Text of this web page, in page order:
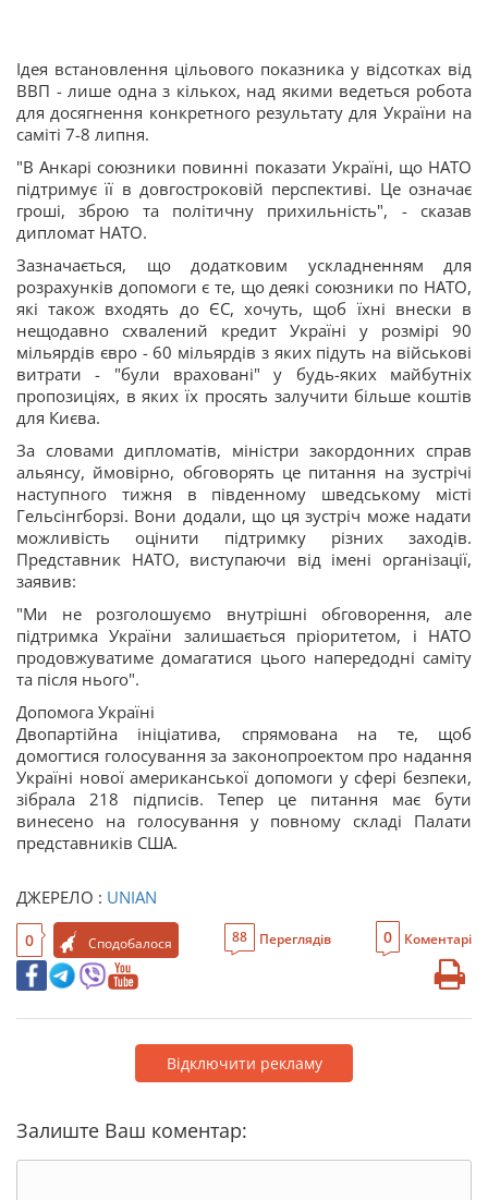
Ідея встановлення цільового показника у відсотках від
ВВП - лише одна з кількох, над якими ведеться робота
для досягнення конкретного результату для України на
саміті 7-8 липня.
"В Анкарі союзники повинні показати Україні, що НАТО
підтримує її в довгостроковій перспективі. Це означає
гроші, зброю та політичну прихильність", - сказав
дипломат НАТО.
Зазначається, що додатковим ускладненням для
розрахунків допомоги є те, що деякі союзники по НАТО,
які також входять до ЄС, хочуть, щоб їхні внески в
нещодавно схвалений кредит Україні у розмірі 90
мільярдів євро - 60 мільярдів з яких підуть на військові
витрати - "були враховані" у будь-яких майбутніх
пропозиціях, в яких їх просять залучити більше коштів
для Києва.
За словами дипломатів, міністри закордонних справ
альянсу, ймовірно, обговорять це питання на зустрічі
наступного тижня в південному шведському місті
Гельсінгборзі. Вони додали, що ця зустріч може надати
можливість оцінити підтримку різних заходів.
Представник НАТО, виступаючи від імені організації,
заявив:
"Ми не розголошуємо внутрішні обговорення, але
підтримка України залишається пріоритетом, і НАТО
продовжуватиме домагатися цього напередодні саміту
та після нього".
Допомога Україні
Двопартійна ініціатива, спрямована на те, щоб
домогтися голосування за законопроектом про надання
Україні нової американської допомоги у сфері безпеки,
зібрала 218 підписів. Тепер це питання має бути
винесено на голосування у повному складі Палати
представників США.
ДЖЕРЕЛО : UNIAN
0 Сподобалося 88 Переглядів 0 Коментарі
Відключити рекламу
Залиште Ваш коментар: